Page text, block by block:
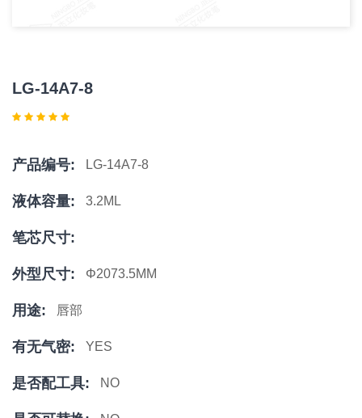
LG-14A7-8
产品编号: LG-14A7-8
液体容量: 3.2ML
笔芯尺寸:
外型尺寸: Φ2073.5MM
用途: 唇部
有无气密: YES
是否配工具: NO